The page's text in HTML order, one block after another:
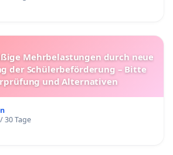
Mehrbelastungen durch neue
der Schülerbeförderung – Bitte
und Alternativen
30 Tage